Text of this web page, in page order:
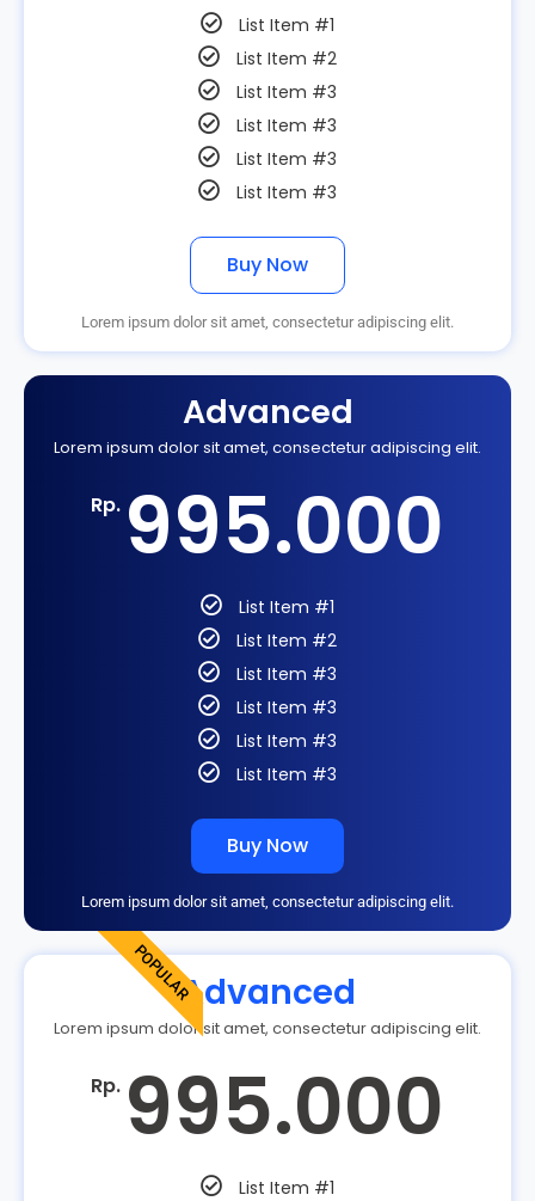
List Item #1
List Item #2
List Item #3
List Item #3
List Item #3
List Item #3
Buy Now
Lorem ipsum dolor sit amet, consectetur adipiscing elit.
Advanced
Lorem ipsum dolor sit amet, consectetur adipiscing elit.
Rp. 995.000
List Item #1
List Item #2
List Item #3
List Item #3
List Item #3
List Item #3
Buy Now
Lorem ipsum dolor sit amet, consectetur adipiscing elit.
POPULARAdvanced
Lorem ipsum dolor sit amet, consectetur adipiscing elit.
Rp. 995.000
List Item #1